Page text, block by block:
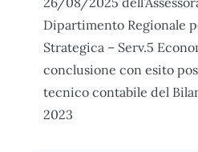
Dipartimento Regionale
Strategica – Serv.5
conclusione con esito
tecnico contabile del
2023